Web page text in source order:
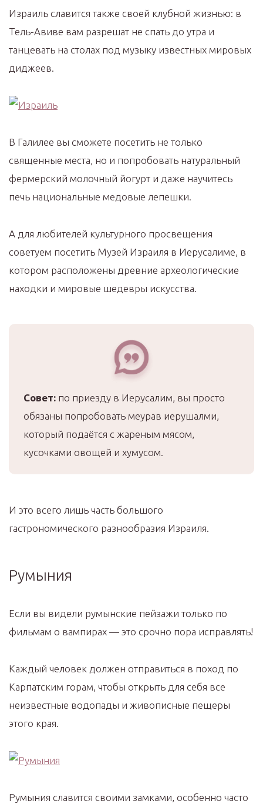
Израиль славится также своей клубной жизнью: в
Тель-Авиве вам разрешат не спать до утра и
танцевать на столах под музыку известных мировых
диджеев.
В Галилее вы сможете посетить не только
священные места, но и попробовать натуральный
фермерский молочный йогурт и даже научитесь
печь национальные медовые лепешки.
А для любителей культурного просвещения
советуем посетить Музей Израиля в Иерусалиме, в
котором расположены древние археологические
находки и мировые шедевры искусства.
Совет: по приезду в Иерусалим, вы просто
обязаны попробовать меурав иерушалми,
который подаётся с жареным мясом,
кусочками овощей и хумусом.
И это всего лишь часть большого
гастрономического разнообразия Израиля.
Румыния
Если вы видели румынские пейзажи только по
фильмам о вампирах — это срочно пора исправлять!
Каждый человек должен отправиться в поход по
Карпатским горам, чтобы открыть для себя все
неизвестные водопады и живописные пещеры
этого края.
Румыния славится своими замками, особенно часто